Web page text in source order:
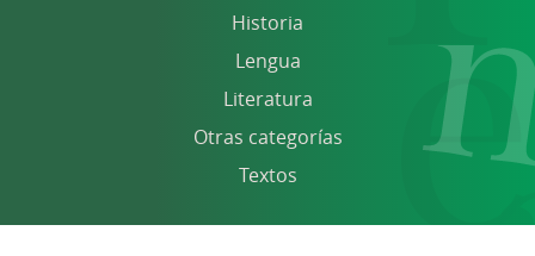
Historia
Lengua
Literatura
Otras categorías
Textos